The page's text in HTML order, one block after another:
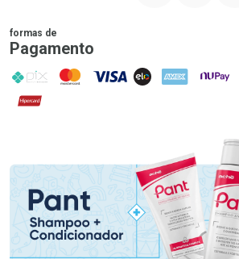
formas de
Pagamento
PIX MasterCard
VISA ELO AMEX NuPay
Hipercard